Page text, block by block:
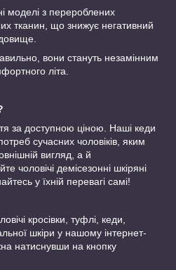
моделі з перероблених
тканин, що знижує негативний
вони стануть незамінним
літа.
за доступною ціною. Наші кеди
сучасних чоловіків, яким
вигляд, а й
чоловічі демісезонні шкіряні
у їхній перевагі самі!
кросівки, туфлі, кеди,
шкіри у нашому інтернет-
натиснувши на кнопку